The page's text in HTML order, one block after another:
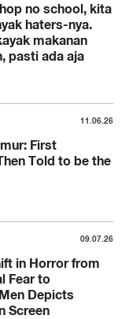
no school, kita
haters-nya.
makanan
pasti ada aja
11.06.26
First
Told to be the
09.07.26
in Horror from
Fear to
Depicts
Screen